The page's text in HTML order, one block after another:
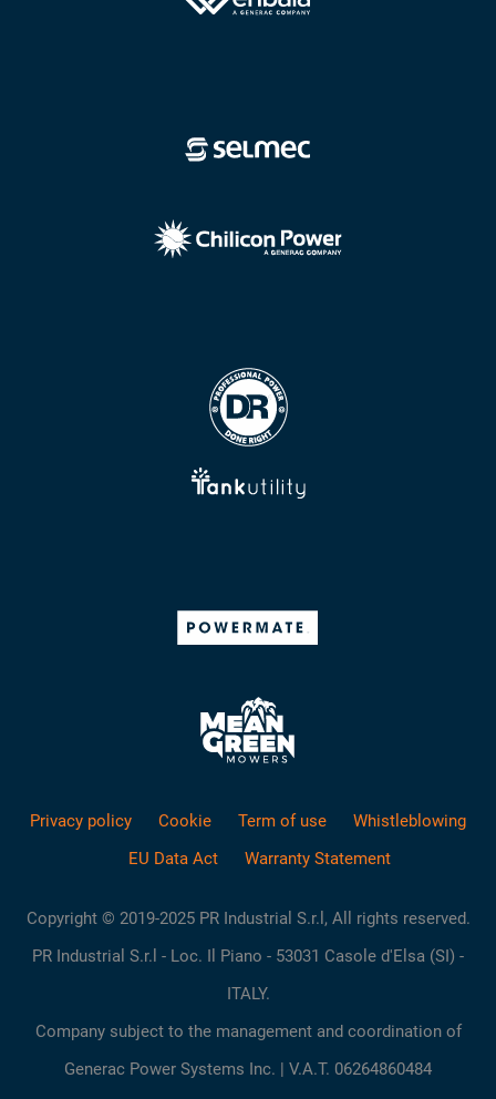
Privacy policy Cookie Term of use
Whistleblowing
EU Data Act
Warranty Statement
Copyright © 2019-2025 PR Industrial S.r.l, All rights reserved.
PR Industrial S.r.l - Loc. Il Piano - 53031 Casole d'Elsa (SI) -
ITALY.
Company subject to the management and coordination of
Generac Power Systems Inc. | V.A.T. 06264860484